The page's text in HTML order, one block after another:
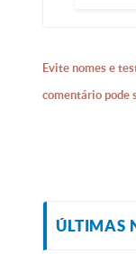
Evite nomes e
comentário pode
ÚLTIMAS